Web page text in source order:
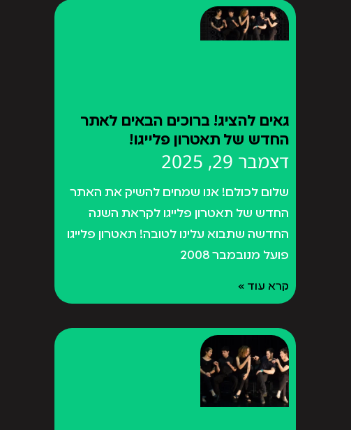
גאים להציג! ברוכים הבאים לאתר
החדש של תאטרון פלייגו!
דצמבר 29, 2025
שלום לכולם! אנו שמחים להשיק את האתר
החדש של תאטרון פלייגו לקראת השנה
החדשה שתבוא עלינו לטובה! תאטרון פלייגו
פועל מנובמבר 2008
קרא עוד »